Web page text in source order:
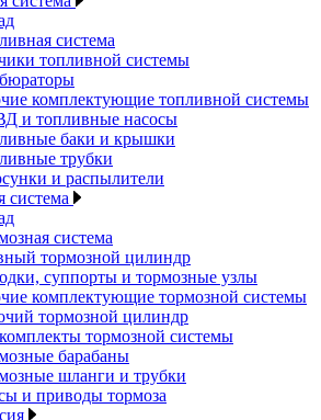
система
топливной системы
комплектующие топливной системы
и топливные насосы
баки и крышки
трубки
и распылители
система
система
тормозной цилиндр
суппорты и тормозные узлы
комплектующие тормозной системы
тормозной цилиндр
тормозной системы
барабаны
шланги и трубки
и приводы тормоза